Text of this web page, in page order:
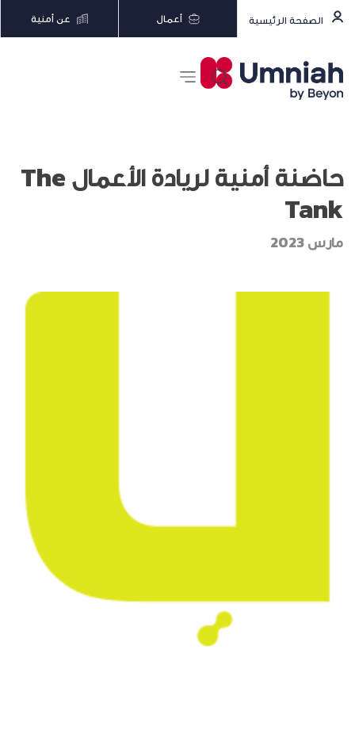
الصفحة الرئيسية أعمال عن أمنية
حاضنة أمنية لريادة الأعمال The
Tank
مارس 2023